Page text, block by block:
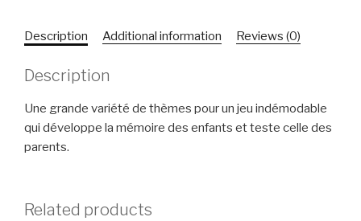
Description Additional information Reviews (0)
Description
Une grande variété de thèmes pour un jeu indémodable
qui développe la mémoire des enfants et teste celle des
parents.
Related products